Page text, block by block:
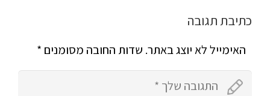
כתיבת תגובה
האימייל לא יוצג באתר. שדות החובה מסומנים *